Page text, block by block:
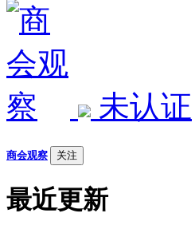
未认证
商会观察 关注
最近更新